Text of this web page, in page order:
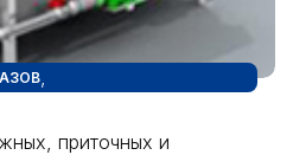
приточных и